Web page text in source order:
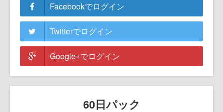
Facebookでログイン
Twitterでログイン
Google+でログイン
60日パック